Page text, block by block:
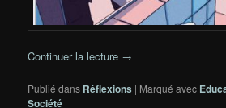
Continuer la lecture →
Publié dans Réflexions | Marqué avec
Société